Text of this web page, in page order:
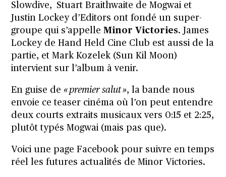
Slowdive, Stuart Braithwaite deMogwai et
Justin Lockey d’Editors ont fondé un super-
groupe qui s’appelleMinor Victories. James
Lockey deHand Held Cine Club est aussi de la
partie, et Mark Kozelek (Sun Kil Moon)
intervient sur l’album à venir.
En guise de « premier salut », la bande nous
envoie ce teaser cinéma où l’on peut entendre
deux courts extraits musicaux vers 0:15 et 2:25,
plutôt typésMogwai (mais pas que).
Voici une page Facebook pour suivre en temps
réel les futures actualités de Minor Victories.